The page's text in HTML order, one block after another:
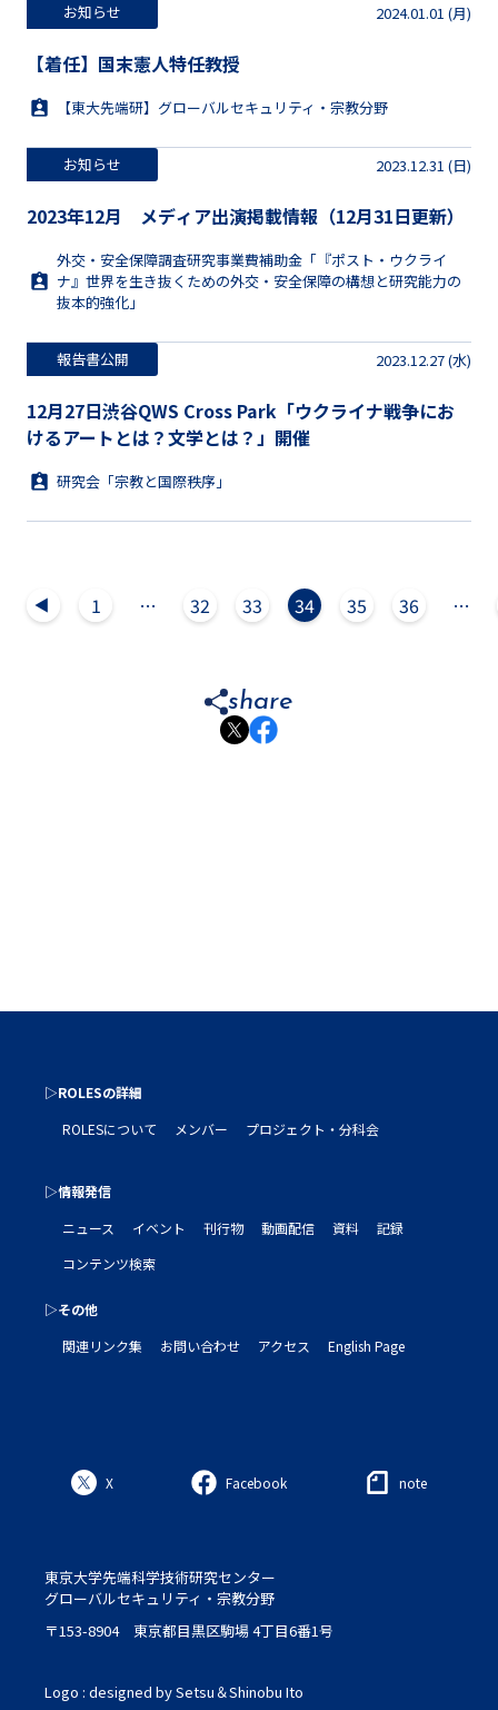
お知らせ 2024.01.01 (月)
【着任】国末憲人特任教授
【東大先端研】グローバルセキュリティ・宗教分野
お知らせ 2023.12.31 (日)
2023年12月 メディア出演掲載情報（12月31日更新）
外交・安全保障調査研究事業費補助金「『ポスト・ウクライ
ナ』世界を生き抜くための外交・安全保障の構想と研究能力の
抜本的強化」
報告書公開 2023.12.27 (水)
12月27日渋谷QWS Cross Park「ウクライナ戦争にお
けるアートとは？文学とは？」開催
研究会「宗教と国際秩序」
▲ 1 … 32 33 34 35 36 …
share
▷ROLESの詳細
ROLESについて
メンバー プロジェクト・分科会
▷情報発信
ニュース
イベント 刊行物 動画配信 資料
記録
コンテンツ検索
▷その他
関連リンク集
お問い合わせ アクセス English Page
X Facebook note
東京大学先端科学技術研究センター
グローバルセキュリティ・宗教分野
〒153-8904 東京都目黒区駒場 4丁目6番1号
Logo : designed by Setsu＆Shinobu Ito